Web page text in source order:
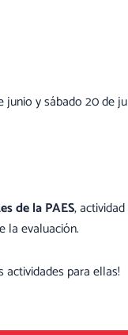
junio y sábado 20 de
de la PAES,
la evaluación.
para ellas!